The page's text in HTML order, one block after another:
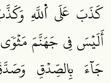
كَذَبَ عَلَى اَ۬للَّهِ
أَلَيۡسَ فِي جَهَنَّمَ
جَآءَ بِالصِّدۡقِ